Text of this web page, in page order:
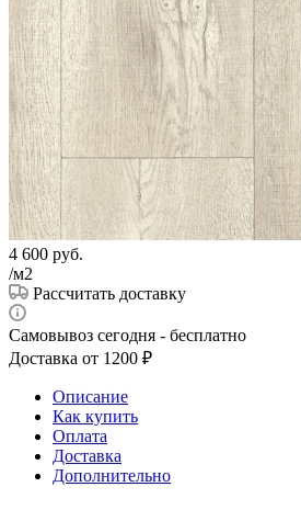
4 600 руб.
/м2
Рассчитать доставку
Самовывоз сегодня - бесплатно
Доставка от 1200 ₽
Описание
Как купить
Оплата
Доставка
Дополнительно